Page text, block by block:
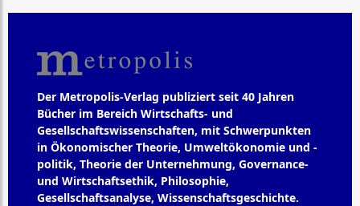
Der Metropolis-Verlag publiziert seit 40 Jahren
Bücher im Bereich Wirtschafts- und
Gesellschaftswissenschaften, mit Schwerpunkten
in Ökonomischer Theorie, Umweltökonomie und -
politik, Theorie der Unternehmung, Governance-
und Wirtschaftsethik, Philosophie,
Gesellschaftsanalyse, Wissenschaftsgeschichte.